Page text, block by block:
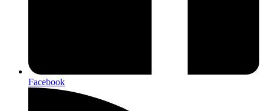
Facebook